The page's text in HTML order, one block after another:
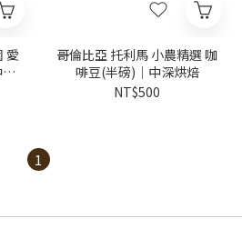
愛
哥倫比亞 托利馬 小農精選 咖
啡豆(半磅)｜中深烘焙
NT$500
1